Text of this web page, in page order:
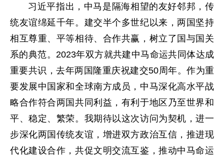
习近平指出，中马是隔海相望的友好邻邦，传
统友谊绵延千年。建交半个多世纪以来，两国坚持
相互尊重、平等相待、合作共赢，树立了国与国关
系的典范。2023年双方就共建中马命运共同体达成
重要共识，去年两国隆重庆祝建交50周年。作为重
要发展中国家和全球南方成员，中马深化高水平战
略合作符合两国共同利益，有利于地区乃至世界和
平、稳定、繁荣。我期待以这次访问为契机，进一
步深化两国传统友谊，增进双方政治互信，推进现
代化建设合作，共促文明交流互鉴，推动中马命运